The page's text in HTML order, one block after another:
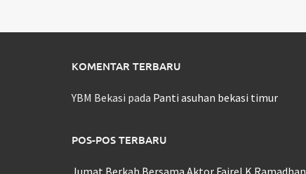
KOMENTAR TERBARU
YBM Bekasi pada Panti asuhan bekasi timur
POS-POS TERBARU
Jumat Berkah Bersama Aktor Fairel K Ramadhan